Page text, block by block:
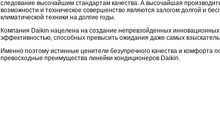
следование высочайшим стандартам качества. А высочайшая
возможности и техническое совершенство являются залогом долгой и
климатической техники на долгие годы.
Компания Daikin нацелена на создание непревзойденных инновационных
эффективностью, способных превысить ожидания даже самых
Именно поэтому истинные ценители безупречного качества и комфорта
превосходные преимущества линейки кондиционеров Daikin.